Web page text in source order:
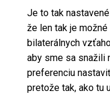
Je to tak
že len tak je
bilaterálnych
aby sme sa snažili
preferenciu
pretože tak, ako tu